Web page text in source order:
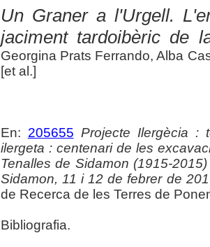
Un Graner a l'Urgell.
jaciment tardoibèric de
Georgina Prats Ferrando, Alba
[et al.]
En: 205655 Projecte Ilergècia :
ilergeta : centenari de les
Tenalles de Sidamon (1915-
Sidamon, 11 i 12 de febrer de
de Recerca de les Terres de
Bibliografia.